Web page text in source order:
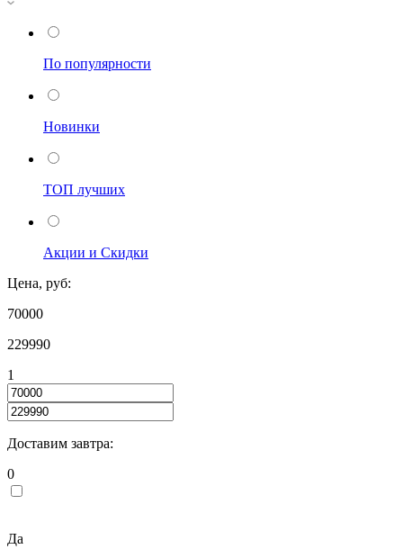
По популярности
Новинки
ТОП лучших
Акции и Скидки
Цена, руб:
70000
229990
1
Доставим завтра:
0
Да